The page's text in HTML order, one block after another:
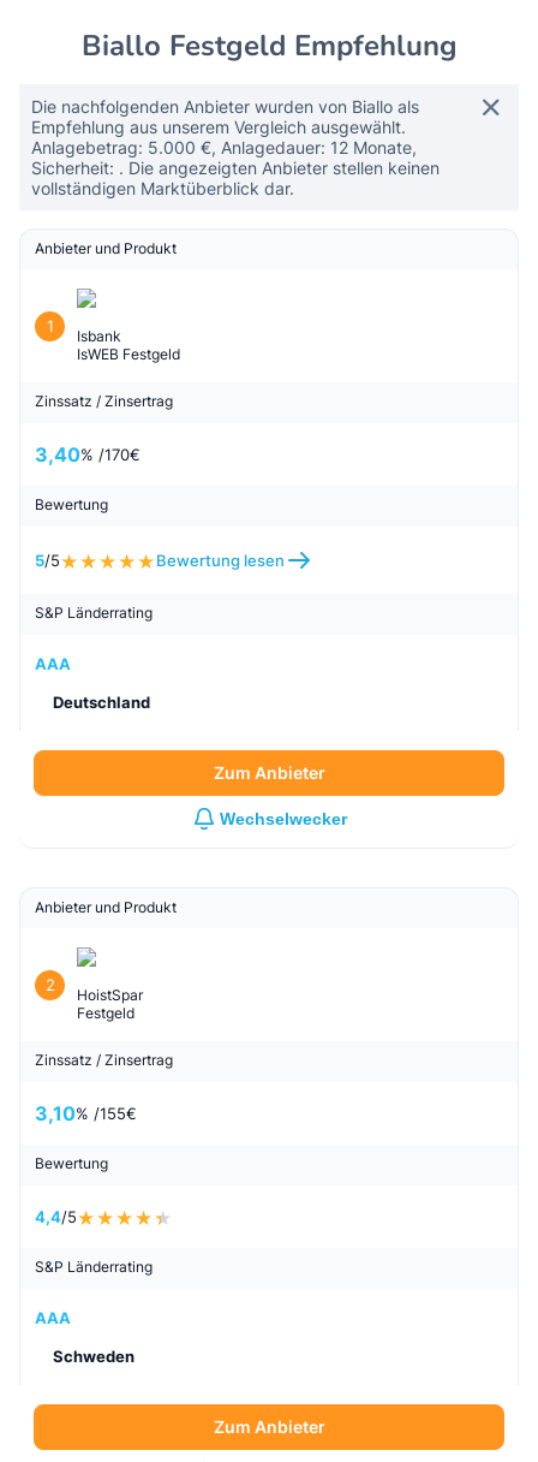
Biallo Festgeld Empfehlung
Die nachfolgenden Anbieter wurden von Biallo als
Empfehlung aus unserem Vergleich ausgewählt.
Anlagebetrag: 5.000 €, Anlagedauer: 12 Monate,
Sicherheit: . Die angezeigten Anbieter stellen keinen
vollständigen Marktüberblick dar.
Anbieter und Produkt
1
Isbank
IsWEB Festgeld
Zinssatz / Zinsertrag
3,40% /170€
Bewertung
5/5 Bewertung lesen
S&P Länderrating
AAA
Deutschland
Zum Anbieter
Wechselwecker
Anbieter und Produkt
2
HoistSpar
Festgeld
Zinssatz / Zinsertrag
3,10% /155€
Bewertung
4,4/5
S&P Länderrating
AAA
Schweden
Zum Anbieter